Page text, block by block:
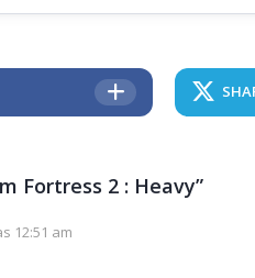
Fortress 2 : Heavy”
12:51 am